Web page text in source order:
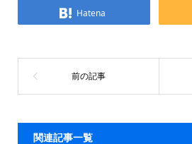
Hatena
関連記事一覧